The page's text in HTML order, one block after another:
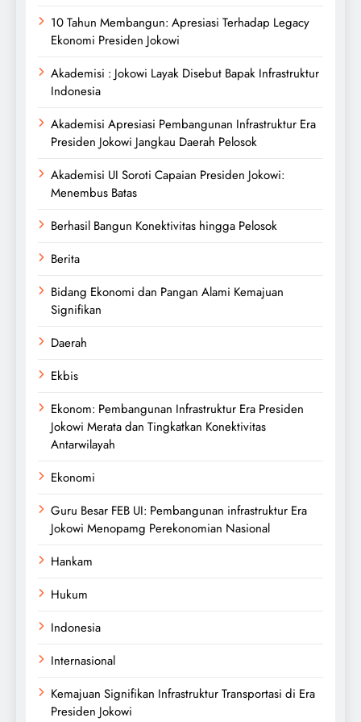
10 Tahun Membangun: Apresiasi Terhadap Legacy
Ekonomi Presiden Jokowi
Akademisi : Jokowi Layak Disebut Bapak Infrastruktur
Indonesia
Akademisi Apresiasi Pembangunan Infrastruktur Era
Presiden Jokowi Jangkau Daerah Pelosok
Akademisi UI Soroti Capaian Presiden Jokowi:
Menembus Batas
Berhasil Bangun Konektivitas hingga Pelosok
Berita
Bidang Ekonomi dan Pangan Alami Kemajuan
Signifikan
Daerah
Ekbis
Ekonom: Pembangunan Infrastruktur Era Presiden
Jokowi Merata dan Tingkatkan Konektivitas
Antarwilayah
Ekonomi
Guru Besar FEB UI: Pembangunan infrastruktur Era
Jokowi Menopamg Perekonomian Nasional
Hankam
Hukum
Indonesia
Internasional
Kemajuan Signifikan Infrastruktur Transportasi di Era
Presiden Jokowi